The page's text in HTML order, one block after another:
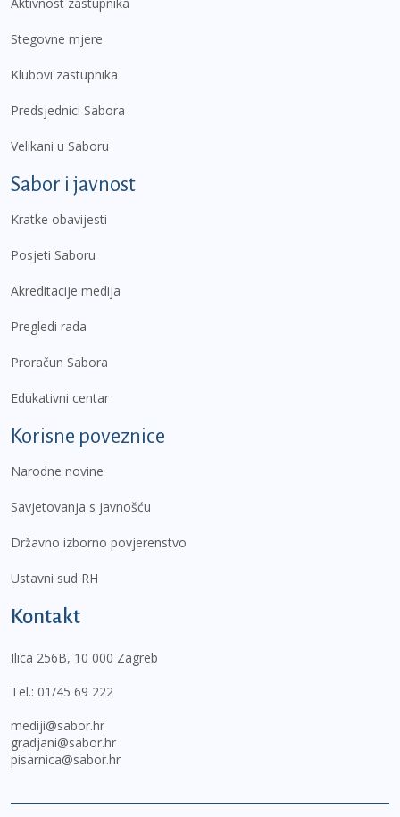
Stegovne mjere
Klubovi zastupnika
Predsjednici Sabora
Velikani u Saboru
Sabor i javnost
Kratke obavijesti
Posjeti Saboru
Akreditacije medija
Pregledi rada
Proračun Sabora
Edukativni centar
Korisne poveznice
Narodne novine
Savjetovanja s javnošću
Državno izborno povjerenstvo
Ustavni sud RH
Kontakt
Ilica 256B, 10 000 Zagreb
Tel.: 01/45 69 222
mediji@sabor.hr
gradjani@sabor.hr
pisarnica@sabor.hr